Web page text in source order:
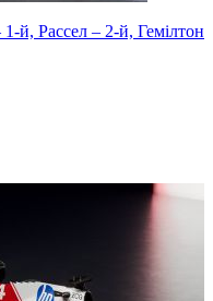
й, Рассел – 2-й, Гемілтон